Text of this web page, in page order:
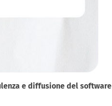
e diffusione del software